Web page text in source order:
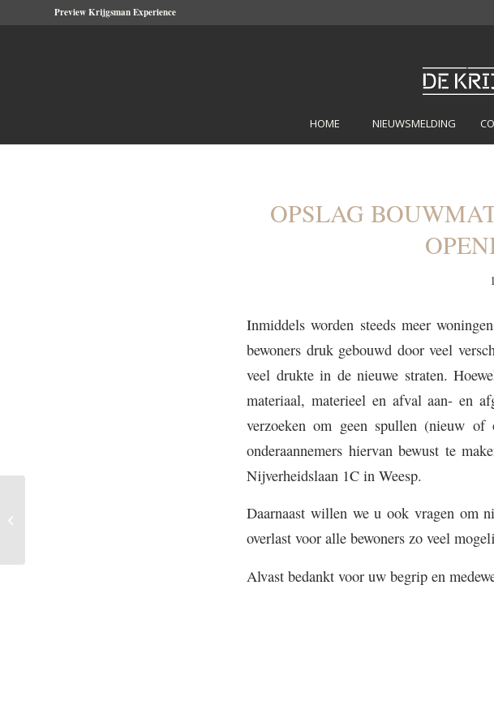
Preview Krijgsman Experience
HOME NIEUWSMELDING
OPSLAG
Inmiddels worden steeds meer
bewoners druk gebouwd door veel
veel drukte in de nieuwe straten.
materiaal, materieel en afval aan- en
verzoeken om geen spullen (nieuw
onderaannemers hiervan bewust te
Nijverheidslaan 1C in Weesp.
Daarnaast willen we u ook vragen om
overlast voor alle bewoners zo veel
Alvast bedankt voor uw begrip en